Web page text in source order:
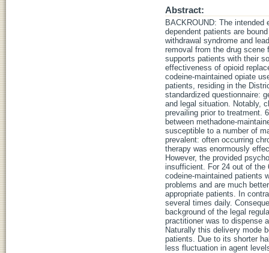
Abstract:
BACKROUND: The
dependent patients are
withdrawal syndrome and
removal from the drug scene
supports patients with their
effectiveness of opioid
codeine-maintained opiate
patients, residing in the
standardized questionnaire:
and legal situation. Notably,
prevailing prior to treatment.
between methadone-
susceptible to a number of
prevalent: often occurring
therapy was enormously
However, the provided
insufficient. For 24 out of the
codeine-maintained patients
problems and are much
appropriate patients. In
several times daily.
background of the legal
practitioner was to dispense
Naturally this delivery mode
patients. Due to its shorter
less fluctuation in agent